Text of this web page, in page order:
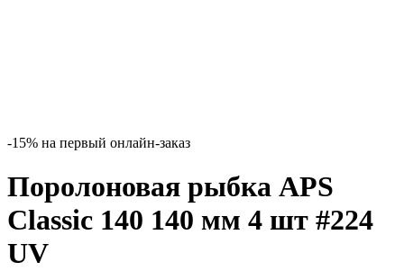
-15% на первый онлайн-заказ
Поролоновая рыбка APS
Classic 140 140 мм 4 шт #224
UV